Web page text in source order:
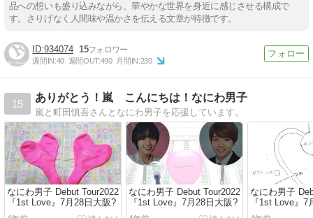
品への想いも盛り込みながら、華やかな世界を身近に感じさせる構成で
す。さりげなく人間味や温かさを伝える文章が特徴です。
934074 15
週間IN:40 週間OUT:490 月間IN:230
15
ありがとう！嵐 こんにちは！なにわ男子
嵐と町田慎吾さんとなにわ男子を応援しています。
なにわ男子 Debut Tour2022
『1st Love』7月28日大阪?
なにわ男子 Debut Tour2022
『1st Love』7月28日大阪?
なにわ男子
『1st Love』7